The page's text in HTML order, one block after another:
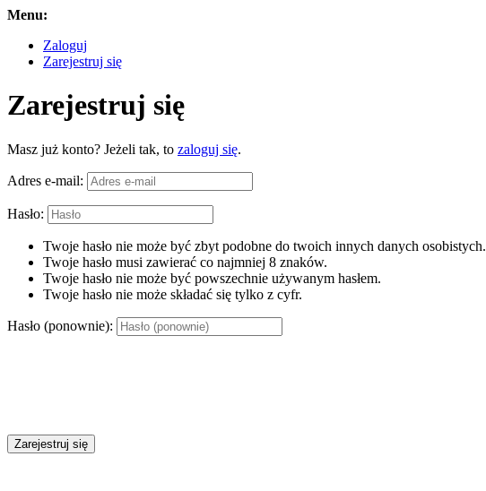
Menu:
Zaloguj
Zarejestruj się
Zarejestruj się
Masz już konto? Jeżeli tak, to zaloguj się.
Adres e-mail:
Hasło:
Twoje hasło nie może być zbyt podobne do twoich innych danych osobistych.
Twoje hasło musi zawierać co najmniej 8 znaków.
Twoje hasło nie może być powszechnie używanym hasłem.
Twoje hasło nie może składać się tylko z cyfr.
Hasło (ponownie):
Zarejestruj się